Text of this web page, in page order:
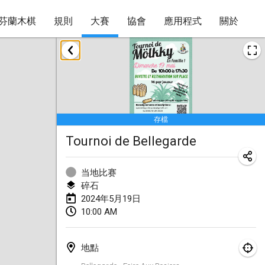
蘭木棋 規則 大賽 協會 應用程式 關於
存檔
Tournoi de Bellegarde
当地比赛
碎石
2024年5月19日
10:00 AM
地點
2024年1月
2024年1月20日|德國
Indoor Polish Open 2024 - Singles
2024年1月20日 |波蘭
Open de Boulay Triplette
2024年1月20日
Tournoi Mixte ASPTTOM